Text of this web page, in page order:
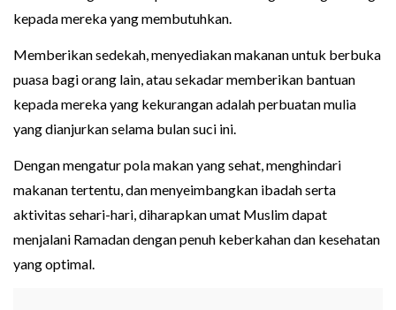
kepada mereka yang membutuhkan.
Memberikan sedekah, menyediakan makanan untuk berbuka
puasa bagi orang lain, atau sekadar memberikan bantuan
kepada mereka yang kekurangan adalah perbuatan mulia
yang dianjurkan selama bulan suci ini.
Dengan mengatur pola makan yang sehat, menghindari
makanan tertentu, dan menyeimbangkan ibadah serta
aktivitas sehari-hari, diharapkan umat Muslim dapat
menjalani Ramadan dengan penuh keberkahan dan kesehatan
yang optimal.